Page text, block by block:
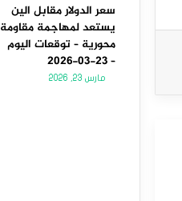
سعر الدولار مقابل الين
يستعد لمهاجمة مقاومة
محورية – توقعات اليوم
– 23-03-2026
مارس 23, 2026